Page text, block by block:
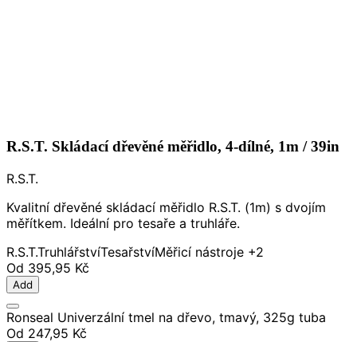
R.S.T. Skládací dřevěné měřidlo, 4-dílné, 1m / 39in
R.S.T.
Kvalitní dřevěné skládací měřidlo R.S.T. (1m) s dvojím
měřítkem. Ideální pro tesaře a truhláře.
R.S.T.TruhlářstvíTesařstvíMěřicí nástroje +2
Od 395,95 Kč
Add
Ronseal Univerzální tmel na dřevo, tmavý, 325g tuba
Od 247,95 Kč